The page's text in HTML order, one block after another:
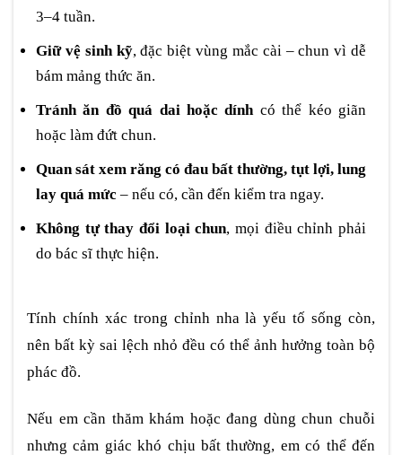
3–4 tuần.
Giữ vệ sinh kỹ, đặc biệt vùng mắc cài – chun vì dễ
bám mảng thức ăn.
Tránh ăn đồ quá dai hoặc dínhcó thể kéo giãn
hoặc làm đứt chun.
Quan sát xem răng có đau bất thường, tụt lợi, lung
lay quá mức – nếu có, cần đến kiểm tra ngay.
Không tự thay đổi loại chun, mọi điều chỉnh phải
do bác sĩ thực hiện.
Tính chính xác trong chỉnh nha là yếu tố sống còn,
nên bất kỳ sai lệch nhỏ đều có thể ảnh hưởng toàn bộ
phác đồ.
Nếu em cần thăm khám hoặc đang dùng chun chuỗi
nhưng cảm giác khó chịu bất thường, em có thể đến